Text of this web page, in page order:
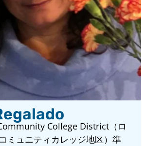
College District（ロ
ミュニティカレッジ地区）準